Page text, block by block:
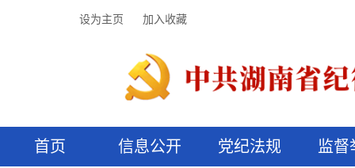
设为主页 加入收藏
首页 信息公开 党纪法规 监督